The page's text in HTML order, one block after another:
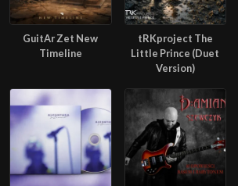
GuitAr Zet New
Timeline
tRKproject The
Little Prince (Duet
Version)